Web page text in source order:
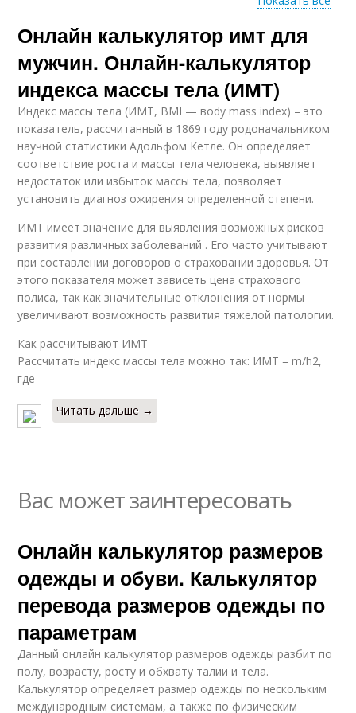
Математические
калькуляторы
досрочным
Онлайн калькулятор имт для
мужчин. Онлайн-калькулятор
индекса массы тела (ИМТ)
Индекс массы тела (ИМТ, BMI — вody mass index) – это
показатель, рассчитанный в 1869 году родоначальником
научной статистики Адольфом Кетле. Он определяет
соответствие роста и массы тела человека, выявляет
недостаток или избыток массы тела, позволяет
установить диагноз ожирения определенной степени.
ИМТ имеет значение для выявления возможных рисков
развития различных заболеваний . Его часто учитывают
при составлении договоров о страховании здоровья. От
этого показателя может зависеть цена страхового
полиса, так как значительные отклонения от нормы
увеличивают возможность развития тяжелой патологии.
Как рассчитывают ИМТ
Рассчитать индекс массы тела можно так: ИМТ = m/h2,
где
Читать дальше →
Вас может заинтересовать
Онлайн калькулятор размеров
одежды и обуви. Калькулятор
перевода размеров одежды по
параметрам
Данный онлайн калькулятор размеров одежды разбит по
полу, возрасту, росту и обхвату талии и тела.
Калькулятор определяет размер одежды по нескольким
международным системам, а также по физическим